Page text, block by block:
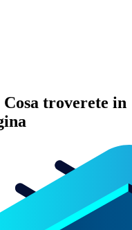
troverete in